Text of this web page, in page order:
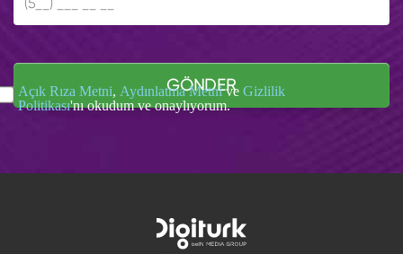
GÖNDER
Açık Rıza Metni, Aydınlatma Metnive Gizlilik
Politikası'nı okudum ve onaylıyorum.